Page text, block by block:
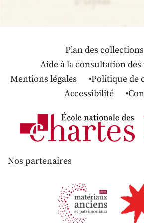
Plan des collections
Aide à la consultation des
Mentions légales
Politique de
Accessibilité
Nos partenaires